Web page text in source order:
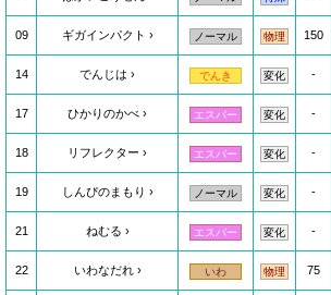
09 ギガインパクト ノーマル 物理 150
14 でんじは でんき 変化 -
17 ひかりのかべ エスパー 変化 -
18 リフレクター エスパー 変化 -
19 しんぴのまもり ノーマル 変化 -
21 ねむる エスパー 変化 -
22 いわなだれ いわ 物理 75